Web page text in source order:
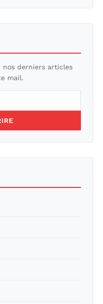
nos derniers articles
mail.